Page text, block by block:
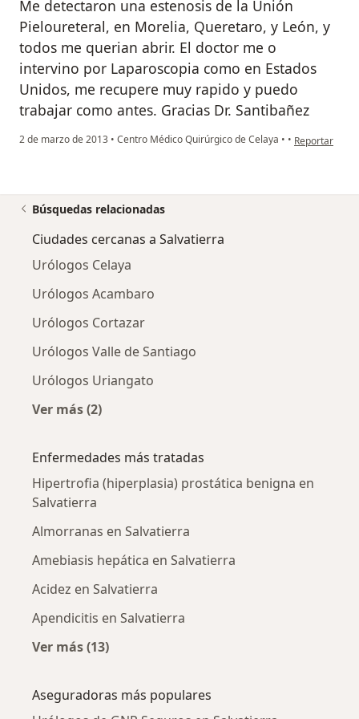
Me detectaron una estenosis de la Unión
Pieloureteral, en Morelia, Queretaro, y León, y
todos me querian abrir. El doctor me o
intervino por Laparoscopia como en Estados
Unidos, me recupere muy rapido y puedo
trabajar como antes. Gracias Dr. Santibañez
2 de marzo de 2013 • Centro Médico Quirúrgico de Celaya • • en opinión
Reportar
Búsquedas relacionadas
Ciudades cercanas a Salvatierra
Urólogos Celaya
Urólogos Acambaro
Urólogos Cortazar
Urólogos Valle de Santiago
Urólogos Uriangato
Ver más (2)
Enfermedades más tratadas
Hipertrofia (hiperplasia) prostática benigna en
Salvatierra
Almorranas en Salvatierra
Amebiasis hepática en Salvatierra
Acidez en Salvatierra
Apendicitis en Salvatierra
Ver más (13)
Aseguradoras más populares